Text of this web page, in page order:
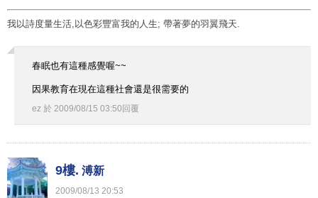
我以詩度量生活,以色彩豐富我的人生; 帶著夢的羽翼飛天.
春眠也有這種感覺喔~~
因果教育在現在這種社會還是很需要的
ez 於 2009/08/15 03:50 回覆
9樓. 溥新
2009/08/13 20:53